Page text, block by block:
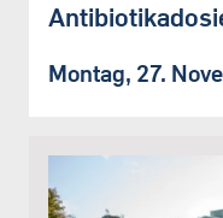
Montag, 27.